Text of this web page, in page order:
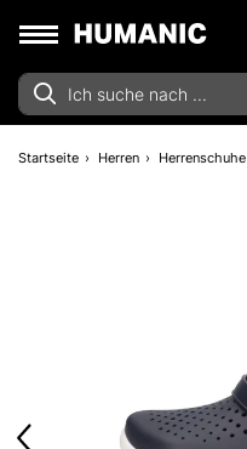
Startseite Herren Herrenschuhe